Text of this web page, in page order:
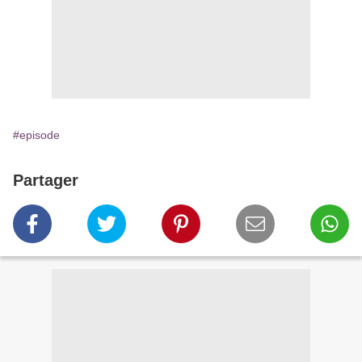
#episode
Partager